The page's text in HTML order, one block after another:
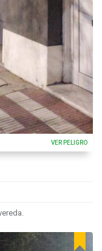
VER PELIGRO